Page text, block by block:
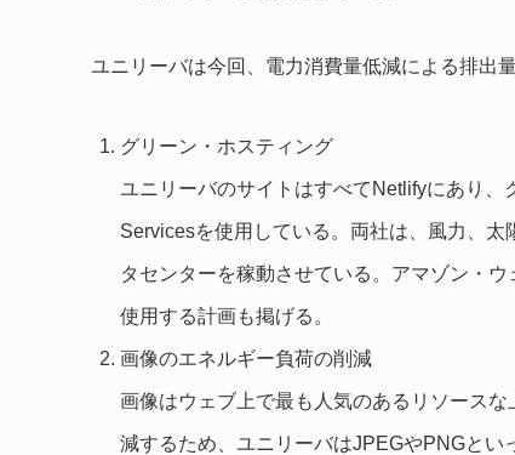
ユニリーバは今回、電力消費量低減による排出
グリーン・ホスティング
ユニリーバのサイトはすべてNetlifyにあり
Servicesを使用している。両社は、風力、
タセンターを稼動させている。アマゾン・
使用する計画も掲げる。
画像のエネルギー負荷の削減
画像はウェブ上で最も人気のあるリソース
減するため、ユニリーバはJPEGやPNGと